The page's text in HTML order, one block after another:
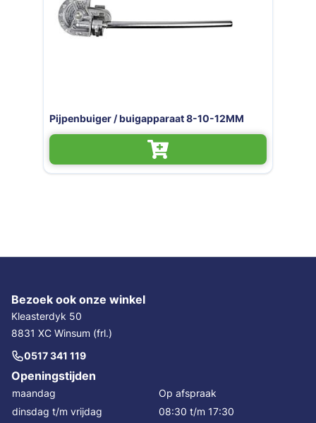
Pijpenbuiger / buigapparaat 8-10-12MM
Bezoek ook onze winkel
Kleasterdyk 50
8831 XC Winsum (frl.)
0517 341 119
Openingstijden
maandag
Op afspraak
dinsdag t/m vrijdag
08:30 t/m 17:30